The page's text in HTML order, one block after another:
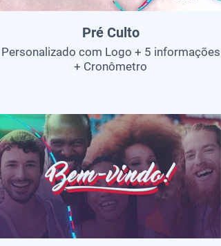
Pré Culto
Personalizado com Logo + 5 informações
+ Cronômetro